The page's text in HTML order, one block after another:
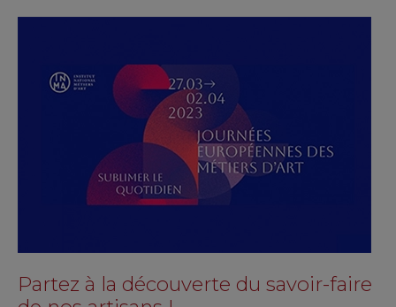
Partez à la découverte du savoir-faire